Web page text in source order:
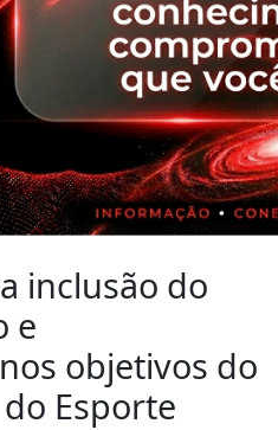
inclusão do
e
objetivos do
Esporte